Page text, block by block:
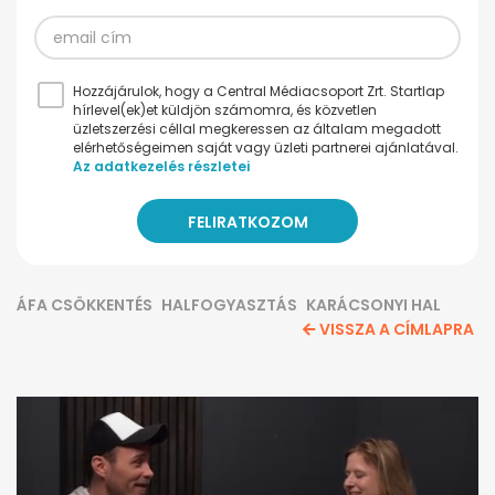
Hozzájárulok, hogy a Central Médiacsoport Zrt. Startlap
hírlevel(ek)et küldjön számomra, és közvetlen
üzletszerzési céllal megkeressen az általam megadott
elérhetőségeimen saját vagy üzleti partnerei ajánlatával.
Az adatkezelés részletei
ÁFA CSÖKKENTÉS HALFOGYASZTÁS KARÁCSONYI HAL
VISSZA A CÍMLAPRA